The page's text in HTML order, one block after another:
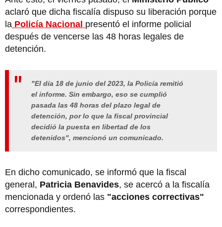
aclaró que dicha fiscalía dispuso su liberación porque
la Policía Nacional presentó el informe policial
después de vencerse las 48 horas legales de
detención.
"El día 18 de junio del 2023, la Policía remitió
el informe. Sin embargo, eso se cumplió
pasada las 48 horas del plazo legal de
detención, por lo que la fiscal provincial
decidió la puesta en libertad de los
detenidos", mencionó un comunicado.
En dicho comunicado, se informó que la fiscal
general, Patricia Benavides, se acercó a la fiscalía
mencionada y ordenó las "acciones correctivas"
correspondientes.